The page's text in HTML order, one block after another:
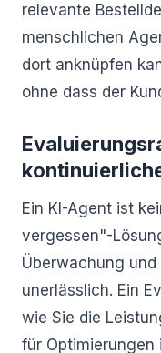
relevante
menschlichen
dort anknüpfen
ohne dass der
Ein KI-Agent ist
vergessen"-
Überwachung
unerlässlich. Ein
wie Sie die
für Optimierungen